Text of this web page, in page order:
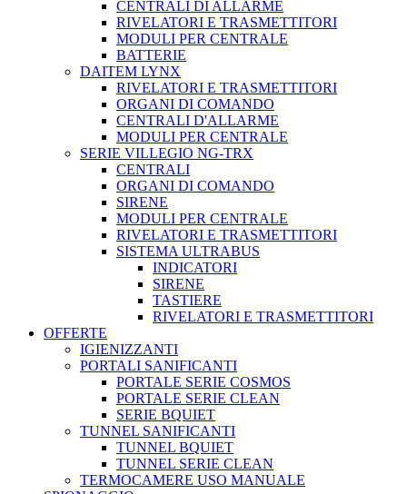
CENTRALI DI ALLARME
RIVELATORI E TRASMETTITORI
MODULI PER CENTRALE
BATTERIE
DAITEM LYNX
RIVELATORI E TRASMETTITORI
ORGANI DI COMANDO
CENTRALI D'ALLARME
MODULI PER CENTRALE
SERIE VILLEGIO NG-TRX
CENTRALI
ORGANI DI COMANDO
SIRENE
MODULI PER CENTRALE
RIVELATORI E TRASMETTITORI
SISTEMA ULTRABUS
INDICATORI
SIRENE
TASTIERE
RIVELATORI E TRASMETTITORI
OFFERTE
IGIENIZZANTI
PORTALI SANIFICANTI
PORTALE SERIE COSMOS
PORTALE SERIE CLEAN
SERIE BQUIET
TUNNEL SANIFICANTI
TUNNEL BQUIET
TUNNEL SERIE CLEAN
TERMOCAMERE USO MANUALE